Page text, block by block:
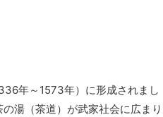
年～1573年）に形成されまし
湯（茶道）が武家社会に広まり